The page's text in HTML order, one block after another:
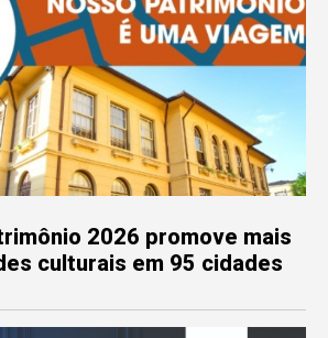
2026 promove mais
culturais em 95 cidades